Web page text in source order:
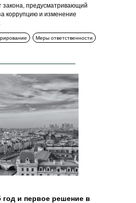
закона, предусматривающий
коррупцию и изменение
Меры ответственности
год и первое решение в